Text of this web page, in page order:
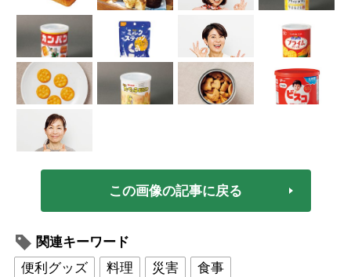
この画像の記事に戻る
関連キーワード
便利グッズ
料理 災害 食事